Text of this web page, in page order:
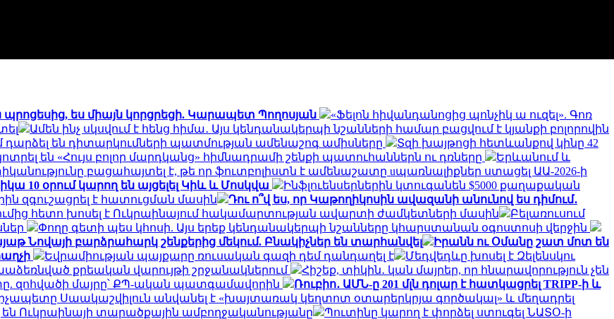
ես միայն կորցրեցի. Կարապետ Պողոսյան
«Ֆելոն հիվանդանոցից պոնչիկ ա ուզել». Գոռ
Ամեն ինչ սկսվում է հենց հիմա․ Այս կենդանակերպի նշանների համար բացվում է կյանքի բոլորովին
դարձել են դիտարկումների պատմության ամենաշոգ ամիսները
Տզի խայթոցի հետևանքով կինը 42
են «Հույս բոլոր մարդկանց» հիմնադրամի շենքի պատուհաններն ու դռները
Երևանում և
բացահայտել է, թե որ ֆուտբոլիստն է ամենաշատը uպառնալիքներ ստացել ԱԱ-2026-ի
10 օրում կարող են այցելել Կիև և Մոսկվա
Ինֆլուենսերներին կտուգանեն $5000 քաղաքական
զգուշացրել է հատուցման մասին
Դու ո՞վ ես, որ Կաթողիկոսին ավազանի անունով ես դիմում․
հետո խոսել է Ուկրաինայում հակամարտության ավարտի ժամկետների մասին
Բելառուսում
Փողը գետի պես կհոսի. Այս երեք կենդանակերպի նշանները կհարստանան օգոստոսի վերջին
Նովայի բարձրահարկ շենքերից մեկում. Բնակիչներ են տարհանվել
Իրանն ու Օմանը շատ մոտ են
Եվրամիության պայքարը ռուսական գազի դեմ դանդաղել է
Մեդվեդևը խոսել է Զելենսկու
քրեական վարույթի շրջանակներում
Հիշեք, տիկին․ կան մայրեր, որ հնարավորություն չեն
զոհվածի մայրը՝ ՔՊ-ական պատգամավորին
Ռուբիո․ ԱՄՆ-ը 201 մլն դոլար է հատկացրել TRIPP-ի և
Սաակաշվիլուն անվանել է «խայտառակ կեղտոտ օտարերկրյա գործակալ» և մեղադրել
են Ուկրաինայի տարածքային ամբողջականությանը
Պուտինը կարող է փորձել ստուգել ՆԱՏՕ-ի